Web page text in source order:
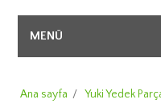
MENÜ
Ana sayfa / Yuki Yedek